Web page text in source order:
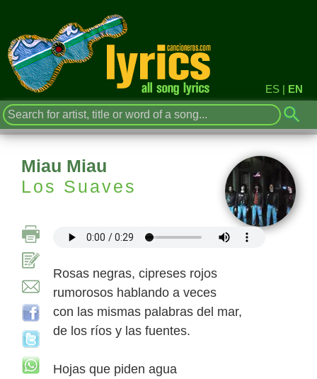
ES | EN
Miau Miau
Los Suaves
Rosas negras, cipreses rojos
rumorosos hablando a veces
con las mismas palabras del mar,
de los ríos y las fuentes.
Hojas que piden agua